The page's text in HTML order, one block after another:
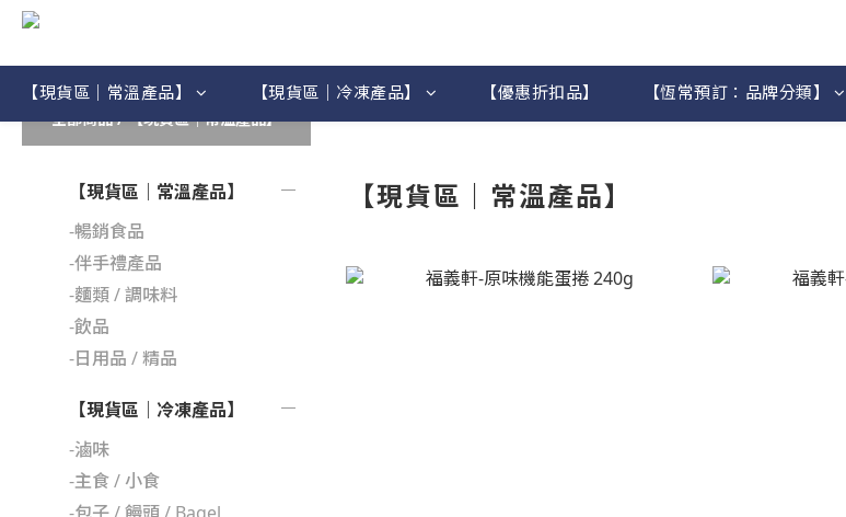
【現貨區｜常溫產品】 【現貨區｜冷凍產品】 【優惠折扣品】 【恆常預訂：品牌分類】
全部商品/【現貨區｜常溫產品】
【現貨區｜常溫產品】
-暢銷食品
-伴手禮產品
-麵類 / 調味料
-飲品
-日用品 / 精品
【現貨區｜冷凍產品】
-滷味
-主食 / 小食
【現貨區｜常溫產品】